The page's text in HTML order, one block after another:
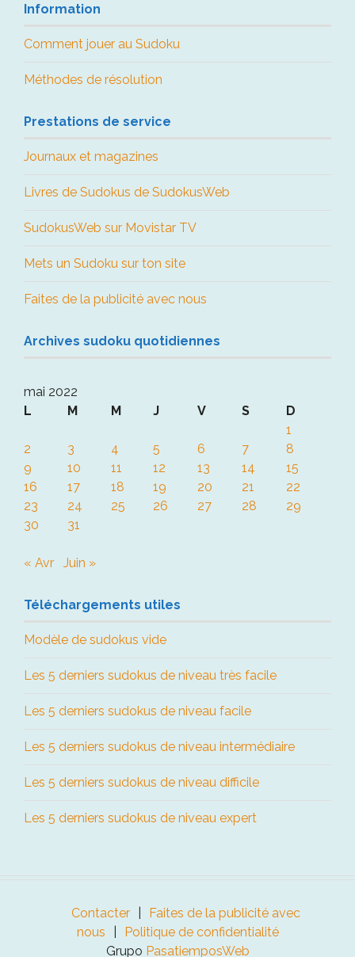
Information
Comment jouer au Sudoku
Méthodes de résolution
Prestations de service
Journaux et magazines
Livres de Sudokus de SudokusWeb
SudokusWeb sur Movistar TV
Mets un Sudoku sur ton site
Faites de la publicité avec nous
Archives sudoku quotidiennes
mai 2022
L
M M J V S
D
1
2
3 4 5 6 7
8
9
10 11 12 13 14
15
16
17 18 19 20 21
22
23
24 25 26 27 28
29
30
31
« Avr Juin »
Téléchargements utiles
Modèle de sudokus vide
Les 5 derniers sudokus de niveau très facile
Les 5 derniers sudokus de niveau facile
Les 5 derniers sudokus de niveau intermédiaire
Les 5 derniers sudokus de niveau difficile
Les 5 derniers sudokus de niveau expert
Contacter
Faites de la publicité avec
nous
Politique de confidentialité
Grupo PasatiemposWeb